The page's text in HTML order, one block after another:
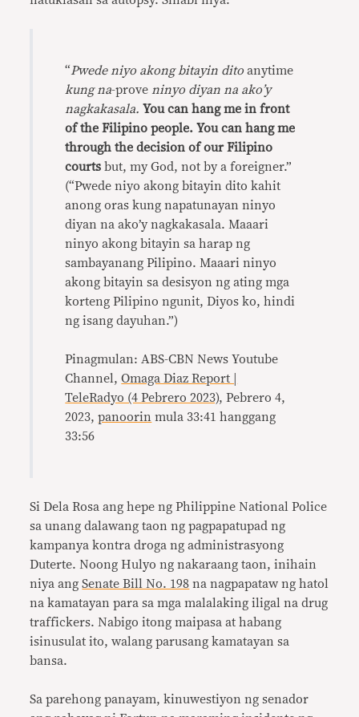
“Pwede niyo akong bitayin dito anytime
kung na-prove ninyo diyan na ako’y
nagkakasala. You can hang me in front
of the Filipino people. You can hang me
through the decision of our Filipino
courts but, my God, not by a foreigner.”
(“Pwede niyo akong bitayin dito kahit
anong oras kung napatunayan ninyo
diyan na ako’y nagkakasala. Maaari
ninyo akong bitayin sa harap ng
sambayanang Pilipino. Maaari ninyo
akong bitayin sa desisyon ng ating mga
korteng Pilipino ngunit, Diyos ko, hindi
ng isang dayuhan.”)
Pinagmulan: ABS-CBN News Youtube
Channel,Omaga Diaz Report |
TeleRadyo (4 Pebrero 2023), Pebrero 4,
2023,panoorin mula 33:41 hanggang
33:56
Si Dela Rosa ang hepe ng Philippine National Police
sa unang dalawang taon ng pagpapatupad ng
kampanya kontra droga ng administrasyong
Duterte. Noong Hulyo ng nakaraang taon, inihain
niya angSenate Bill No. 198 na nagpapataw ng hatol
na kamatayan para sa mga malalaking iligal na drug
traffickers. Nabigo itong maipasa at habang
isinusulat ito, walang parusang kamatayan sa
bansa.
Sa parehong panayam, kinuwestiyon ng senador